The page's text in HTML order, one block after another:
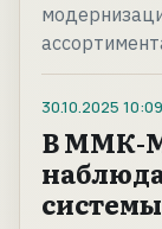
30.10.2025 10:09
В ММК-